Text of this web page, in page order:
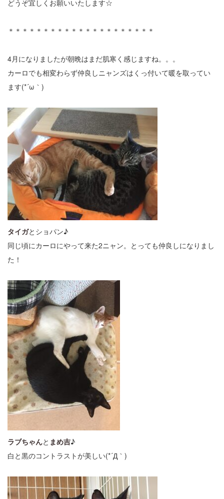
どうぞ宜しくお願いいたします☆
＊＊＊＊＊＊＊＊＊＊＊＊＊＊＊＊＊＊＊＊＊
4月になりましたが朝晩はまだ肌寒く感じますね。。。
カーロでも相変わらず仲良しニャンズはくっ付いて暖を取ってい
ます(*´ω｀)
タイガとショパン♪
同じ頃にカーロにやって来た2ニャン。とっても仲良しになりまし
た！
ラブちゃんと まめ吉♪
白と黒のコントラストが美しい(*´Д｀)